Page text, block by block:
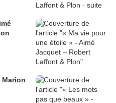
Marion